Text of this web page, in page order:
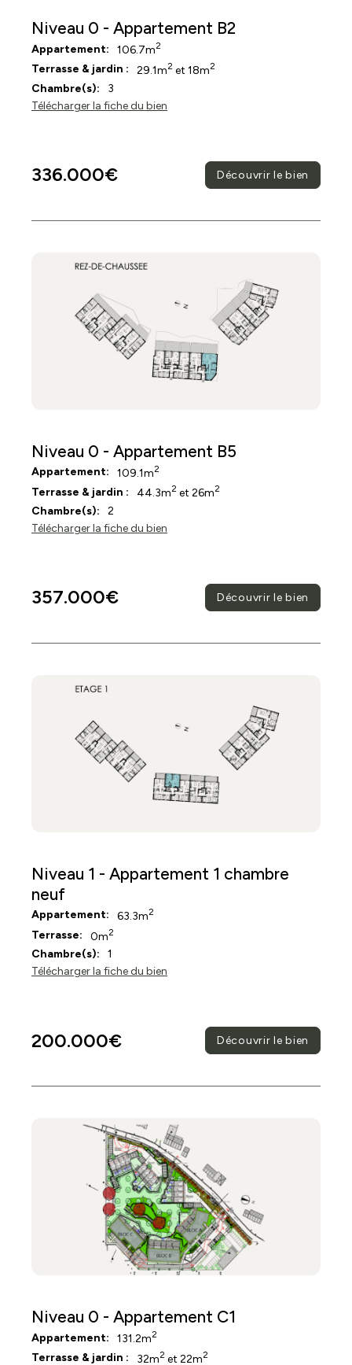
Niveau 0 - Appartement B2
Appartement: 106.7m2
Terrasse & jardin : 29.1m2 et 18m2
Chambre(s):
3
Télécharger la fiche du bien
336.000€ Découvrir le bien
Niveau 0 - Appartement B5
Appartement: 109.1m2
Terrasse & jardin : 44.3m2 et 26m2
Chambre(s):
2
Télécharger la fiche du bien
357.000€ Découvrir le bien
Niveau 1 - Appartement 1 chambre
neuf
Appartement: 63.3m2
Terrasse: 0m2
Chambre(s):
1
Télécharger la fiche du bien
200.000€ Découvrir le bien
Niveau 0 - Appartement C1
Appartement: 131.2m2
Terrasse & jardin : 32m2 et 22m2